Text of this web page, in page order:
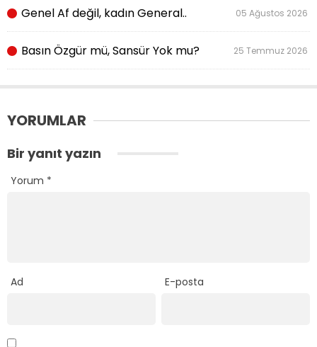
Genel Af değil, kadın General.. 05 Ağustos 2026
Basın Özgür mü, Sansür Yok mu? 25 Temmuz 2026
YORUMLAR
Bir yanıt yazın
Yorum *
Ad E-posta